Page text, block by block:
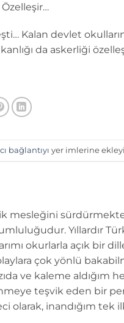
Kalan devlet
da askerliği
bağlantıyı yer imlerine
mesleğini
Yıllardır
okurlarla açık bir
çok yönlü
ve kaleme aldığım
teşvik eden bir
olarak, inandığım tek